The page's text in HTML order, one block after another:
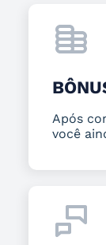
Após
você